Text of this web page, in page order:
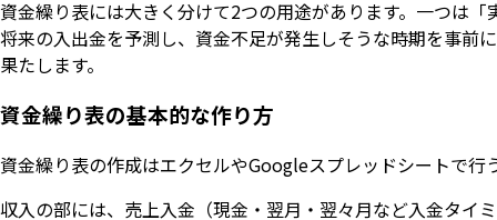
資金繰り表には大きく分けて2つの用途があります。一つは
将来の入出金を予測し、資金不足が発生しそうな時期を事前
果たします。
資金繰り表の基本的な作り方
資金繰り表の作成はエクセルやGoogleスプレッドシートで
収入の部には、売上入金（現金・翌月・翌々月など入金タイ